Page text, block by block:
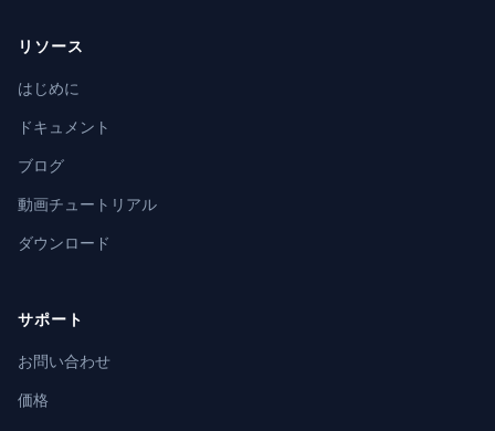
リソース
はじめに
ドキュメント
ブログ
動画チュートリアル
ダウンロード
サポート
お問い合わせ
価格